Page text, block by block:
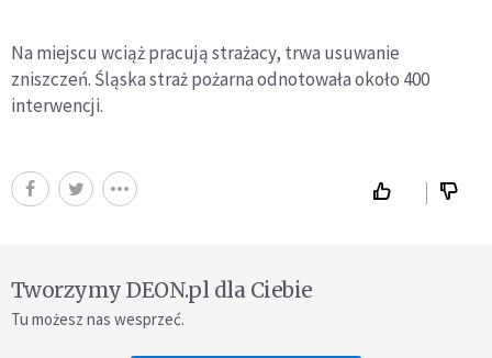
Na miejscu wciąż pracują strażacy, trwa usuwanie
zniszczeń. Śląska straż pożarna odnotowała około 400
interwencji.
Tworzymy DEON.pl dla Ciebie
Tu możesz nas wesprzeć.